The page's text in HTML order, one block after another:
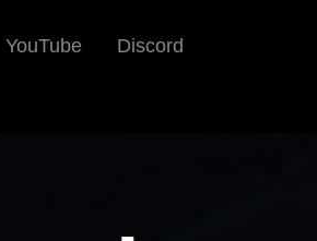
YouTube Discord